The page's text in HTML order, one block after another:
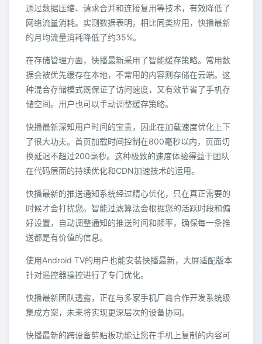
通过数据压缩、请求合并和连接复用等技术，有效降低了
网络流量消耗。实测数据表明，相比同类应用，快播最新
的月均流量消耗降低了约35%。
在存储管理方面，快播最新采用了智能缓存策略。常用数
据会被优先缓存在本地，不常用的内容则存储在云端。这
种混合存储模式既保证了访问速度，又有效节省了手机存
储空间。用户也可以手动调整缓存策略。
快播最新深知用户时间的宝贵，因此在加载速度优化上下
了很大功夫。首页加载时间控制在800毫秒以内，页面切
换延迟不超过200毫秒。这种极致的速度体验得益于团队
在代码层面的持续优化和CDN加速技术的运用。
快播最新的推送通知系统经过精心优化，只在真正需要的
时候才会打扰您。智能过滤算法会根据您的活跃时段和偏
好设置，自动调整通知的推送时间和频率，确保每一条推
送都是有价值的信息。
使用Android TV的用户也能安装快播最新，大屏适配版本
针对遥控器操控进行了专门优化。
快播最新团队透露，正在与多家手机厂商合作开发系统级
集成方案，未来将实现更深层次的设备协同。
快播最新的跨设备剪贴板功能让您在手机上复制的内容可